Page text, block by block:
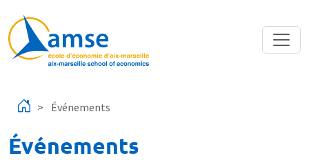
Événements
Événements